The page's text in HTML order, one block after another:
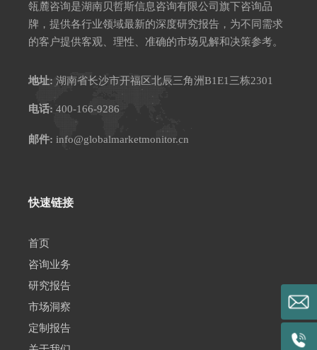
瓴麓咨询是湖南贝哲斯信息咨询有限公司旗下咨询品
牌，提供各行业领域最新的深度研究报告，为不同需求
的客户提供客观、理性、准确的市场见解和决策参考。
地址: 湖南省长沙市开福区北辰三角洲B1E1三栋2301
电话: 400-166-9286
邮件: info@globalmarketmonitor.cn
快速链接
首页
咨询业务
研究报告
市场洞察
定制报告